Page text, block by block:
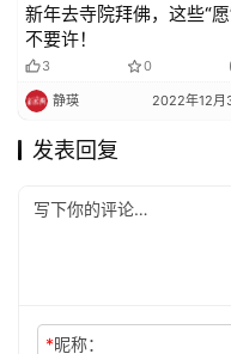
新年去寺院拜佛，这些“愿
不要许！
3 0
静瑛 2022年12月
发表回复
*昵称：